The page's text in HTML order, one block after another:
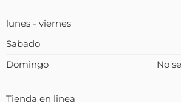
lunes - viernes
Sabado
Domingo
No
Tienda en linea